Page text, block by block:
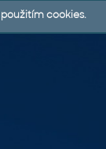
cookies.